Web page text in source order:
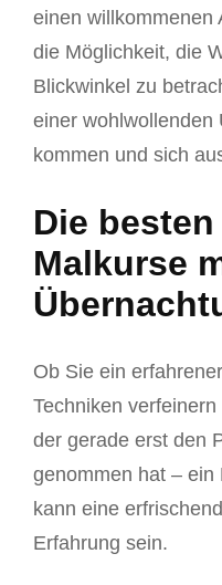
einen willkommenen
die Möglichkeit, die
Blickwinkel zu
einer wohlwollenden
kommen und sich
Die
Malkurse
Ob Sie ein
Techniken
der gerade erst den
genommen hat – ein
kann eine
Erfahrung sein.